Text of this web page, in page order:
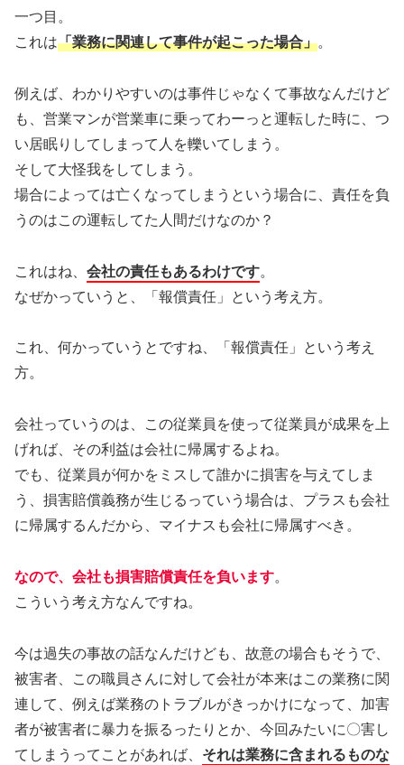
一つ目。
これは「業務に関連して事件が起こった場合」。
例えば、わかりやすいのは事件じゃなくて事故なんだけど
も、営業マンが営業車に乗ってわーっと運転した時に、つ
い居眠りしてしまって人を轢いてしまう。
そして大怪我をしてしまう。
場合によっては亡くなってしまうという場合に、責任を負
うのはこの運転してた人間だけなのか？
これはね、 会社の責任もあるわけです。
なぜかっていうと、「報償責任」という考え方。
これ、何かっていうとですね、「報償責任」という考え
方。
会社っていうのは、この従業員を使って従業員が成果を上
げれば、その利益は会社に帰属するよね。
でも、従業員が何かをミスして誰かに損害を与えてしま
う、損害賠償義務が生じるっていう場合は、プラスも会社
に帰属するんだから、マイナスも会社に帰属すべき。
なので、会社も損害賠償責任を負います。
こういう考え方なんですね。
今は過失の事故の話なんだけども、故意の場合もそうで、
被害者、この職員さんに対して会社が本来はこの業務に関
連して、例えば業務のトラブルがきっかけになって、加害
者が被害者に暴力を振るったりとか、今回みたいに〇害し
てしまうってことがあれば、 それは業務に含まれるものな